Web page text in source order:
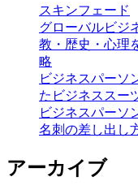
スキンフェード
グローバルビ
教・歴史・心理
略
ビジネスパーソ
たビジネススー
ビジネスパーソ
名刺の差し出し
アーカイブ